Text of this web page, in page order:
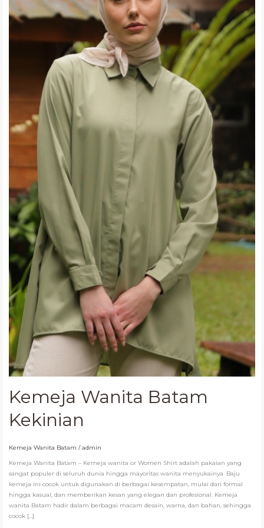
Kemeja Wanita Batam
Kekinian
Kemeja Wanita Batam /admin
Kemeja Wanita Batam – Kemeja wanita or Women Shirt adalah pakaian yang
sangat populer di seluruh dunia hingga mayoritas wanita menyukainya. Baju
kemeja ini cocok untuk digunakan di berbagai kesempatan, mulai dari formal
hingga kasual, dan memberikan kesan yang elegan dan profesional. Kemeja
wanita Batam hadir dalam berbagai macam desain, warna, dan bahan, sehingga
cocok […]